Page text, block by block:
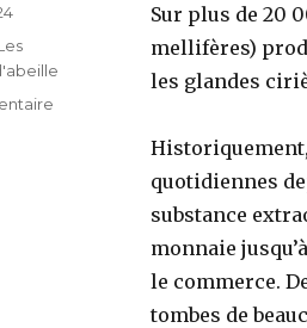
Sur plus de 20
mellifères)
les glandes
quotidiennes
substance
monnaie
le commerce.
tombes de